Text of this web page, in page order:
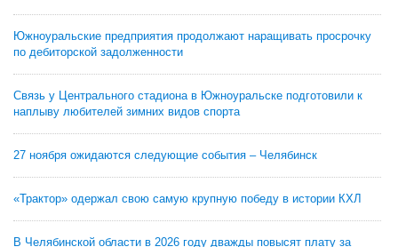
Южноуральские предприятия продолжают наращивать просрочку
по дебиторской задолженности
Связь у Центрального стадиона в Южноуральске подготовили к
наплыву любителей зимних видов спорта
27 ноября ожидаются следующие события – Челябинск
«Трактор» одержал свою самую крупную победу в истории КХЛ
В Челябинской области в 2026 году дважды повысят плату за